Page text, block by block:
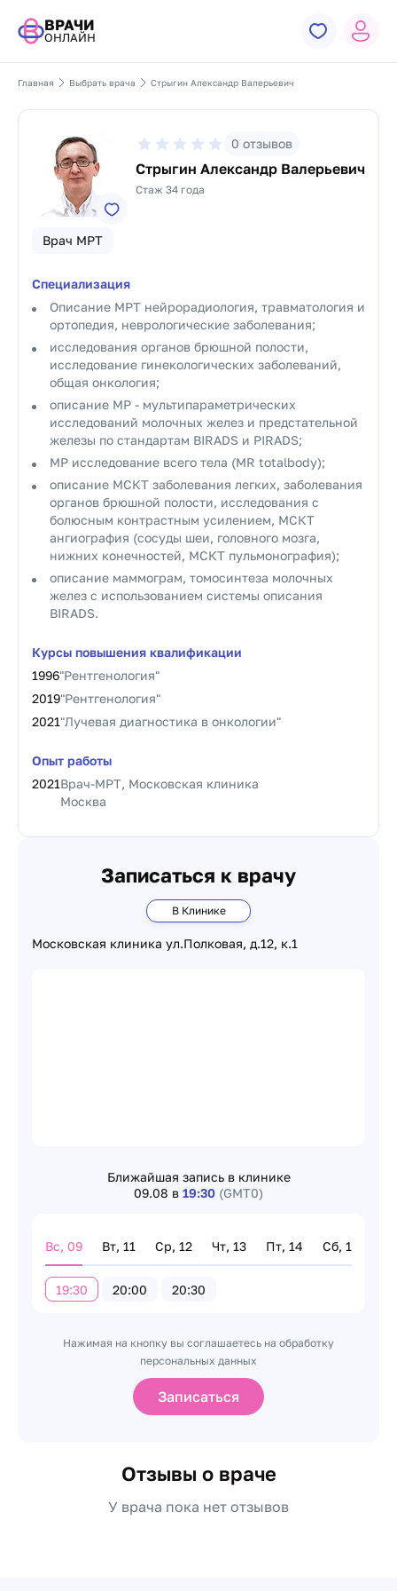
ВРАЧИ
ОНЛАЙН
Главная Выбрать врача Стрыгин Александр Валерьевич
0 отзывов
Стрыгин Александр Валерьевич
Стаж 34 года
Врач МРТ
Специализация
Описание МРТ нейрорадиология, травматология и
ортопедия, неврологические заболевания;
исследования органов брюшной полости,
исследование гинекологических заболеваний,
общая онкология;
описание МР - мультипараметрических
исследований молочных желез и предстательной
железы по стандартам BIRADS и PIRADS;
МР исследование всего тела (MR totalbody);
описание МСКТ заболевания легких, заболевания
органов брюшной полости, исследования с
болюсным контрастным усилением, МСКТ
ангиография (сосуды шеи, головного мозга,
нижних конечностей, МСКТ пульмонография);
описание маммограм, томосинтеза молочных
желез с использованием системы описания
BIRADS.
Курсы повышения квалификации
1996"Рентгенология"
2019"Рентгенология"
2021"Лучевая диагностика в онкологии"
Опыт работы
2021Врач-МРТ, Московская клиника
Москва
Записаться к врачу
В Клинике
Московская клиника ул.Полковая, д.12, к.1
Ближайшая запись в клинике
09.08 в 19:30 (GMT0)
Вс, 09 Вт, 11 Ср, 12 Чт, 13 Пт, 14 Сб, 15
19:30 20:00 20:30
Нажимая на кнопку вы соглашаетесь на обработку
персональных данных
Записаться
Отзывы о враче
У врача пока нет отзывов